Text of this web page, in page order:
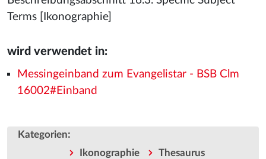
Terms [Ikonographie]
wird verwendet in:
Messingeinband zum Evangelistar - BSB Clm
16002#Einband
Kategorien:
Ikonographie Thesaurus